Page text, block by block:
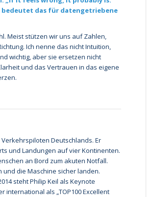
bedeutet das für datengetriebene
Meist stützen wir uns auf Zahlen,
Ich nenne das nicht Intuition,
wichtig, aber sie ersetzen nicht
und das Vertrauen in das eigene
Deutschlands. Er
und Landungen auf vier Kontinenten.
an Bord zum akuten Notfall.
die Maschine sicher landen.
steht Philip Keil als Keynote
international als „TOP100 Excellent